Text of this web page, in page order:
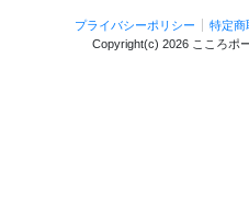
プライバシーポリシー 特定商
Copyright(c) 2026 こころポ